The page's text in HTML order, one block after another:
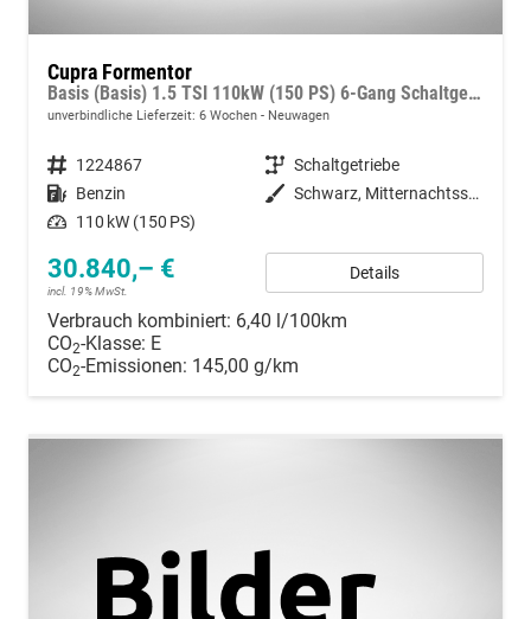
Cupra Formentor
Basis (Basis) 1.5 TSI 110kW (150 PS) 6-Gang Schaltgetriebe
unverbindliche Lieferzeit: 6 Wochen Neuwagen
Fahrzeugnummer 1224867 Getriebe Schaltgetriebe
Kraftstoff Benzin Außenfarbe
Schwarz, Mitternachtsschwarz (0E)
Leistung 110 kW (150 PS)
30.840,– €
incl. 19% MwSt.
Details
Verbrauch kombiniert: 6,40 l/100km
CO2-Klasse: E
CO2-Emissionen: 145,00 g/km